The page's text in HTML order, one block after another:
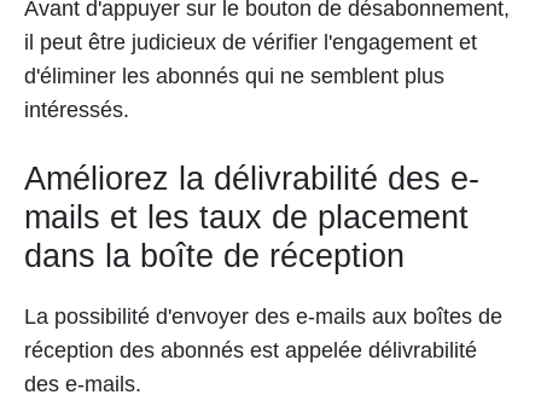
Avant d'appuyer sur le bouton de désabonnement,
il peut être judicieux de vérifier l'engagement et
d'éliminer les abonnés qui ne semblent plus
intéressés.
Améliorez la délivrabilité des e-
mails et les taux de placement
dans la boîte de réception
La possibilité d'envoyer des e-mails aux boîtes de
réception des abonnés est appelée délivrabilité
des e-mails.